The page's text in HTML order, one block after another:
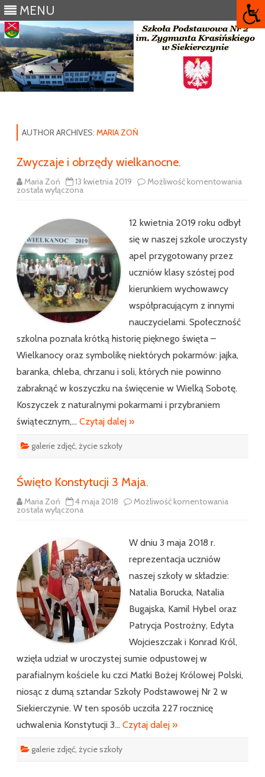
MENU
AUTHOR ARCHIVES: MARIA ZOŃ
Zwyczaje i obrzędy wielkanocne.
Maria Zoń 13 kwietnia 2019 Możliwość komentowania
została wyłączona
12 kwietnia 2019 roku odbył
się w naszej szkole uroczysty
apel przygotowany przez
uczniów klasy szóstej pod
kierunkiem wychowawcy
współpracującym z innymi
nauczycielami. Społeczność
szkolna poznała krótką historię pięknego święta –
Wielkanocy oraz symbolikę niektórych pokarmów: jajka,
baranka, chleba, chrzanu i soli, których nie powinno
zabraknąć w koszyczku na święcenie w Wielką Sobotę.
Koszyczek z naturalnymi pokarmami i przybraniem
świątecznym,… Czytaj dalej »
galerie zdjęć życie szkoły
Święto Konstytucji 3 Maja.
Maria Zoń 4 maja 2018 Możliwość komentowania
została wyłączona
W dniu 3 maja 2018 r.
reprezentacja uczniów
naszej szkoły w składzie:
Natalia Borucka, Natalia
Bugajska, Kamil Hybel oraz
Patrycja Postrożny, Edyta
Wojcieszczak i Konrad Król,
wzięła udział w uroczystej sumie odpustowej w
parafialnym kościele ku czci Matki Bożej Królowej Polski,
niosąc z dumą sztandar Szkoły Podstawowej Nr 2 w
Siekierczynie. W ten sposób uczciła 227 rocznicę
uchwalenia Konstytucji 3… Czytaj dalej »
galerie zdjęć życie szkoły